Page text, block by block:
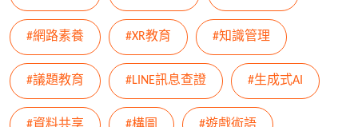
#網路素養 #XR教育 #知識管理
#議題教育 #LINE訊息查證 #生成式AI
#資料共享 #構圖 #遊戲術語